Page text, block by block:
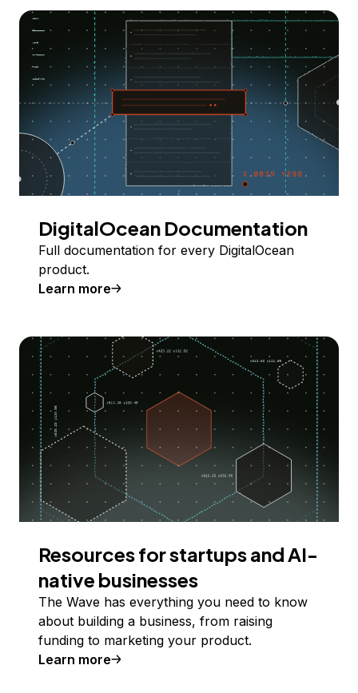
DigitalOcean Documentation
Full documentation for every DigitalOcean
product.
Learn more
Resources for startups and AI-
native businesses
The Wave has everything you need to know
about building a business, from raising
funding to marketing your product.
Learn more